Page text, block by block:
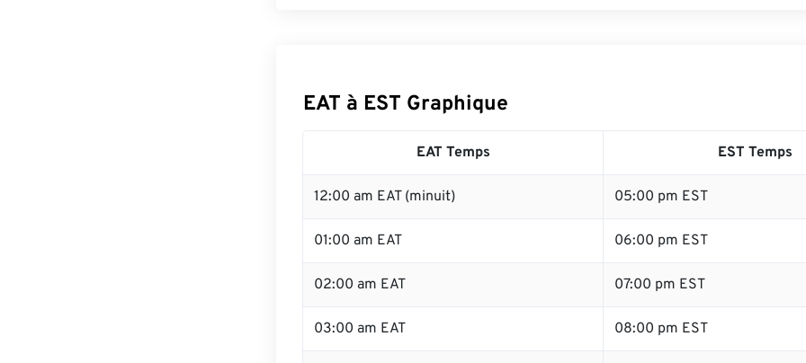
EAT à EST Graphique
EAT Temps EST Temps
12:00 am EAT (minuit) 05:00 pm EST
01:00 am EAT 06:00 pm EST
02:00 am EAT 07:00 pm EST
03:00 am EAT 08:00 pm EST